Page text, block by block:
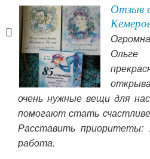
и
Отзыв
очень нужные вещи для
помогают стать
Расставить
работа.